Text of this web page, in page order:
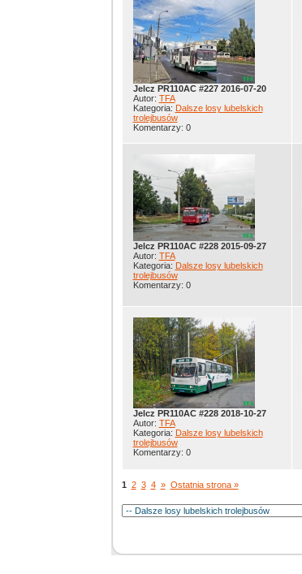
Jelcz PR110AC #227 2016-07-20
Autor: TFA
Kategoria: Dalsze losy lubelskich
trolejbusów
Komentarzy: 0
Jelcz PR110AC #228 2015-09-27
Autor: TFA
Kategoria: Dalsze losy lubelskich
trolejbusów
Komentarzy: 0
Jelcz PR110AC #228 2018-10-27
Autor: TFA
Kategoria: Dalsze losy lubelskich
trolejbusów
Komentarzy: 0
1 2 3 4 » Ostatnia strona »